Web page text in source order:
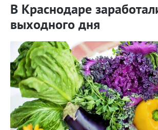
В Краснодаре
выходного дня